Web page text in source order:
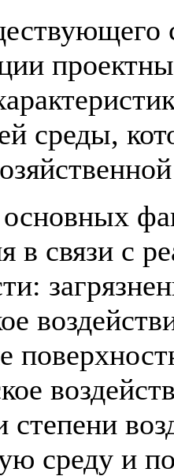
среды,
в связи с
среду и